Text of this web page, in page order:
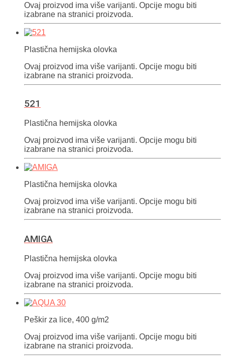
Ovaj proizvod ima više varijanti. Opcije mogu biti
izabrane na stranici proizvoda.
Plastična hemijska olovka
Ovaj proizvod ima više varijanti. Opcije mogu biti
izabrane na stranici proizvoda.
521
Plastična hemijska olovka
Ovaj proizvod ima više varijanti. Opcije mogu biti
izabrane na stranici proizvoda.
Plastična hemijska olovka
Ovaj proizvod ima više varijanti. Opcije mogu biti
izabrane na stranici proizvoda.
AMIGA
Plastična hemijska olovka
Ovaj proizvod ima više varijanti. Opcije mogu biti
izabrane na stranici proizvoda.
Peškir za lice, 400 g/m2
Ovaj proizvod ima više varijanti. Opcije mogu biti
izabrane na stranici proizvoda.